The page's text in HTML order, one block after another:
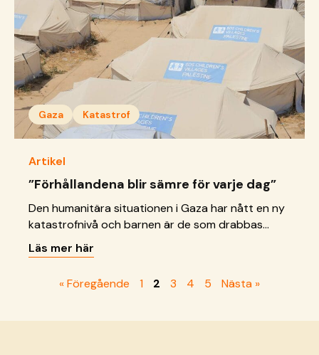
Gaza Katastrof
Artikel
”Förhållandena blir sämre för varje dag”
Den humanitära situationen i Gaza har nått en ny
katastrofnivå och barnen är de som drabbas
hårdast av en kris, som inte visar några tecken på
att ta slut. I Khan Younis och norra Gaza lever
liten eller ingen tillgång till viktiga tjänster. Det
Läs mer här
« Föregående 1 2 3 4 5 Nästa »